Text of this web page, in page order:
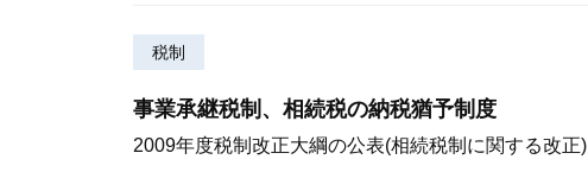
税制
事業承継税制、相続税の納税猶予制度
2009年度税制改正大綱の公表(相続税制に関する改正)